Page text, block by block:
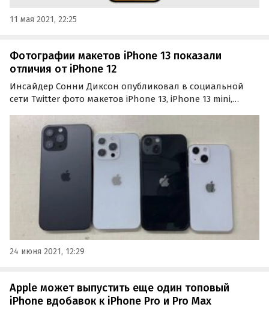
11 мая 2021, 22:25
Фотографии макетов iPhone 13 показали
отличия от iPhone 12
Инсайдер Сонни Диксон опубликовал в социальной
сети Twitter фото макетов iPhone 13, iPhone 13 mini,
собой копии четырех моделей и позволяют оценить их
внешний вид и размеры производителям чехлов.
24 июня 2021, 12:29
Apple может выпустить еще один топовый
iPhone вдобавок к iPhone Pro и Pro Max